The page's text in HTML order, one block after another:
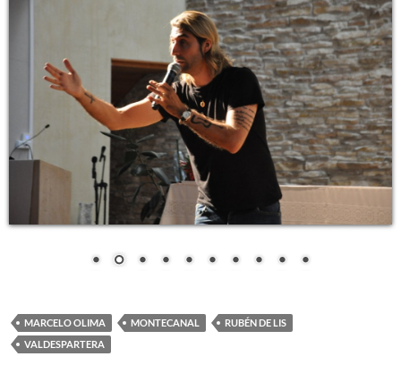
MARCELO OLIMA MONTECANAL
RUBÉN DE LIS
VALDESPARTERA